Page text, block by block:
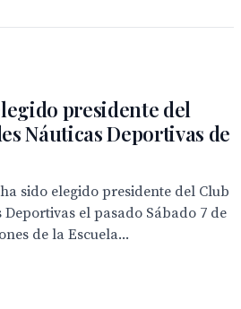
presidente del
Náuticas Deportivas de
sido elegido presidente del Club
el pasado Sábado 7 de
de la Escuela...